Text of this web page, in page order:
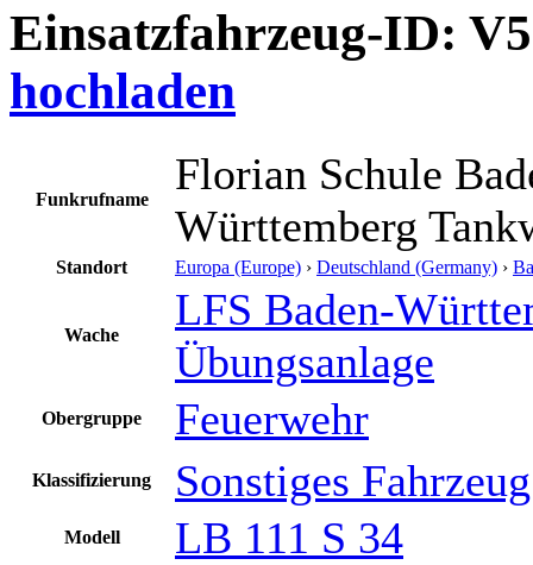
Einsatzfahrzeug-ID:
hochladen
Funkrufname
Florian Schule
Württemberg
Standort Europa (Europe) › Deutschland (Germany) ›
Wache
LFS Baden-
Übungsanlage
Obergruppe Feuerwehr
Klassifizierung Sonstiges
Modell LB 111 S 34